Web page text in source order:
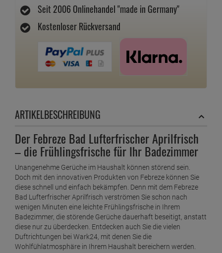
Seit 2006 Onlinehandel "made in Germany"
Kostenloser Rückversand
ARTIKELBESCHREIBUNG
Der Febreze Bad Lufterfrischer Aprilfrisch
– die Frühlingsfrische für Ihr Badezimmer
Unangenehme Gerüche im Haushalt können störend sein.
Doch mit den innovativen Produkten von Febreze können Sie
diese schnell und einfach bekämpfen. Denn mit dem Febreze
Bad Lufterfrischer Aprilfrisch verströmen Sie schon nach
wenigen Minuten eine leichte Frühlingsfrische in Ihrem
Badezimmer, die störende Gerüche dauerhaft beseitigt, anstatt
diese nur zu überdecken. Entdecken auch Sie die vielen
Duftrichtungen bei Wark24, mit denen Sie die
Wohlfühlatmosphäre in Ihrem Haushalt bereichern werden.